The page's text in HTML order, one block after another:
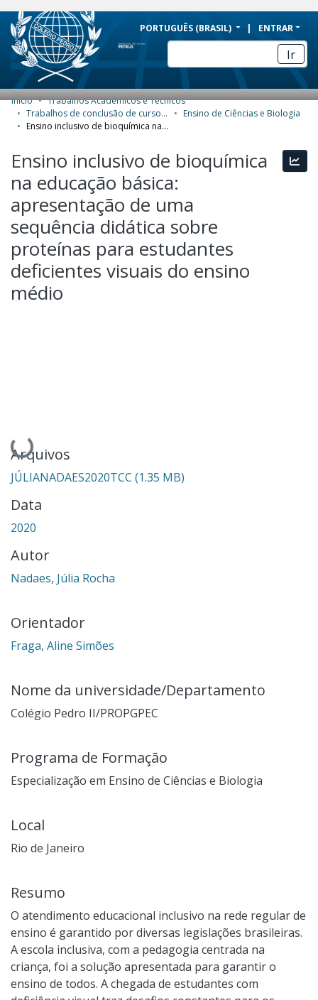
BRAZIL
Simplifique!
Comunica BR
Participe
Acesso à informação
Canais
PORTUGUÊS (BRASIL) ENTRAR
Ir
COMUNIDADES E COLEÇÕES
ESTATÍSTICAS
SOBRE
Início
Trabalhos Acadêmicos e Técnicos
Trabalhos de conclusão de curso de Especialização
Ensino de Ciências e Biologia
Ensino inclusivo de bioquímica na educação básica: apresentação de uma sequência didática sobre proteínas para estudantes deficientes visuais do ensino médio
Ensino inclusivo de bioquímica
na educação básica:
apresentação de uma
sequência didática sobre
proteínas para estudantes
deficientes visuais do ensino
médio
Carregando...
Arquivos
JÚLIANADAES2020TCC (1.35 MB)
Data
2020
Autor
Nadaes, Júlia Rocha
Orientador
Fraga, Aline Simões
Nome da universidade/Departamento
Colégio Pedro II/PROPGPEC
Programa de Formação
Especialização em Ensino de Ciências e Biologia
Local
Rio de Janeiro
Resumo
O atendimento educacional inclusivo na rede regular de
ensino é garantido por diversas legislações brasileiras.
A escola inclusiva, com a pedagogia centrada na
criança, foi a solução apresentada para garantir o
ensino de todos. A chegada de estudantes com